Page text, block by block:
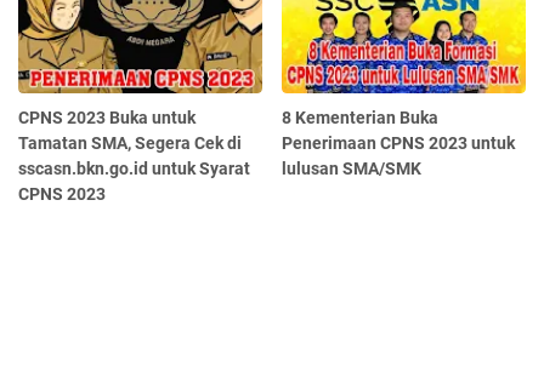
CPNS 2023 Buka untuk
Tamatan SMA, Segera Cek di
sscasn.bkn.go.id untuk Syarat
CPNS 2023
8 Kementerian Buka
Penerimaan CPNS 2023 untuk
lulusan SMA/SMK